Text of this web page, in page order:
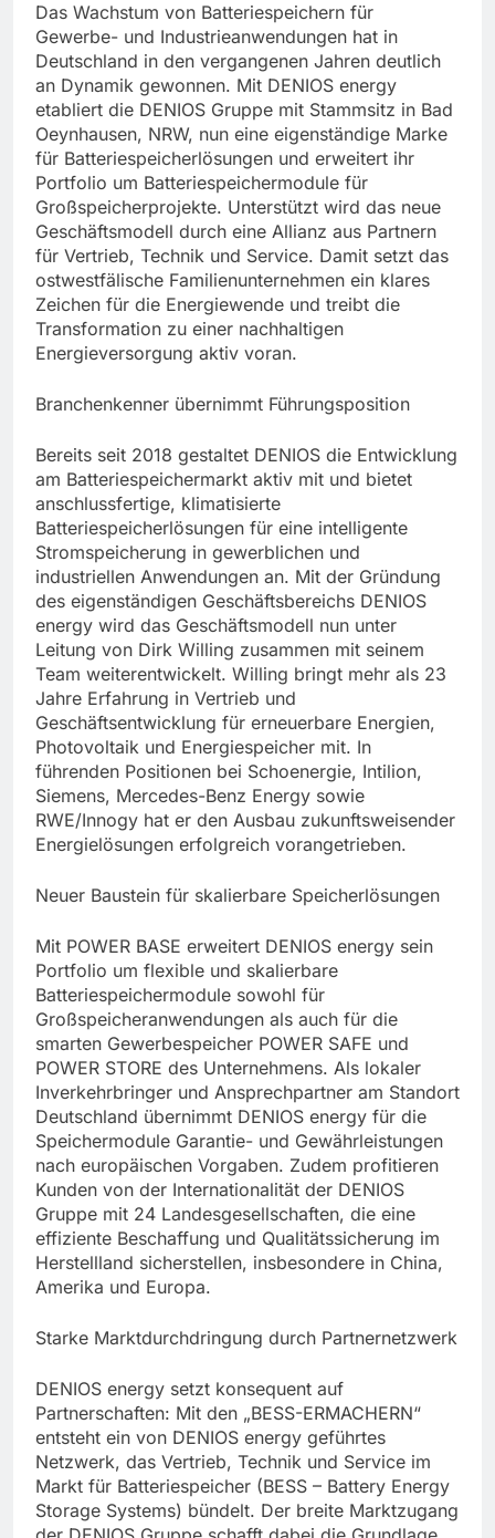
Das Wachstum von Batteriespeichern für
Gewerbe- und Industrieanwendungen hat in
Deutschland in den vergangenen Jahren deutlich
an Dynamik gewonnen. Mit DENIOS energy
etabliert die DENIOS Gruppe mit Stammsitz in Bad
Oeynhausen, NRW, nun eine eigenständige Marke
für Batteriespeicherlösungen und erweitert ihr
Portfolio um Batteriespeichermodule für
Großspeicherprojekte. Unterstützt wird das neue
Geschäftsmodell durch eine Allianz aus Partnern
für Vertrieb, Technik und Service. Damit setzt das
ostwestfälische Familienunternehmen ein klares
Zeichen für die Energiewende und treibt die
Transformation zu einer nachhaltigen
Energieversorgung aktiv voran.
Branchenkenner übernimmt Führungsposition
Bereits seit 2018 gestaltet DENIOS die Entwicklung
am Batteriespeichermarkt aktiv mit und bietet
anschlussfertige, klimatisierte
Batteriespeicherlösungen für eine intelligente
Stromspeicherung in gewerblichen und
industriellen Anwendungen an. Mit der Gründung
des eigenständigen Geschäftsbereichs DENIOS
energy wird das Geschäftsmodell nun unter
Leitung von Dirk Willing zusammen mit seinem
Team weiterentwickelt. Willing bringt mehr als 23
Jahre Erfahrung in Vertrieb und
Geschäftsentwicklung für erneuerbare Energien,
Photovoltaik und Energiespeicher mit. In
führenden Positionen bei Schoenergie, Intilion,
Siemens, Mercedes-Benz Energy sowie
RWE/Innogy hat er den Ausbau zukunftsweisender
Energielösungen erfolgreich vorangetrieben.
Neuer Baustein für skalierbare Speicherlösungen
Mit POWER BASE erweitert DENIOS energy sein
Portfolio um flexible und skalierbare
Batteriespeichermodule sowohl für
Großspeicheranwendungen als auch für die
smarten Gewerbespeicher POWER SAFE und
POWER STORE des Unternehmens. Als lokaler
Inverkehrbringer und Ansprechpartner am Standort
Deutschland übernimmt DENIOS energy für die
Speichermodule Garantie- und Gewährleistungen
nach europäischen Vorgaben. Zudem profitieren
Kunden von der Internationalität der DENIOS
Gruppe mit 24 Landesgesellschaften, die eine
effiziente Beschaffung und Qualitätssicherung im
Herstellland sicherstellen, insbesondere in China,
Amerika und Europa.
Starke Marktdurchdringung durch Partnernetzwerk
DENIOS energy setzt konsequent auf
Partnerschaften: Mit den „BESS-ERMACHERN“
entsteht ein von DENIOS energy geführtes
Netzwerk, das Vertrieb, Technik und Service im
Markt für Batteriespeicher (BESS – Battery Energy
Storage Systems) bündelt. Der breite Marktzugang